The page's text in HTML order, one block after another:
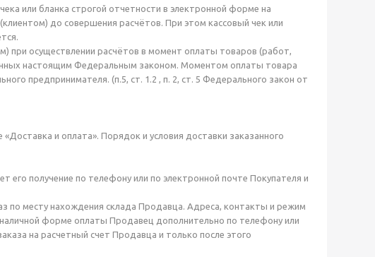
или бланка строгой отчетности в электронной форме на
до совершения расчётов. При этом кассовый чек или
при осуществлении расчётов в момент оплаты товаров (работ,
настоящим Федеральным законом. Моментом оплаты товара
предпринимателя. (п.5, ст. 1.2 , п. 2, ст. 5 Федерального закон от
и оплата». Порядок и условия доставки заказанного
получение по телефону или по электронной почте Покупателя и
по месту нахождения склада Продавца. Адреса, контакты и режим
форме оплаты Продавец дополнительно по телефону или
на расчетный счет Продавца и только после этого